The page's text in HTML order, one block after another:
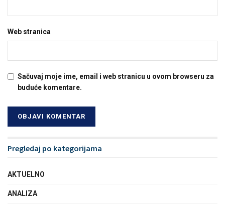
Web stranica
Sačuvaj moje ime, email i web stranicu u ovom browseru za
buduće komentare.
Pregledaj po kategorijama
AKTUELNO
ANALIZA